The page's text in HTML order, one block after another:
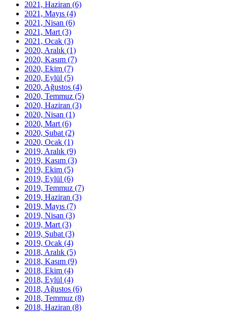
2021, Haziran (6)
2021, Mayıs (4)
2021, Nisan (6)
2021, Mart (3)
2021, Ocak (3)
2020, Aralık (1)
2020, Kasım (7)
2020, Ekim (7)
2020, Eylül (5)
2020, Ağustos (4)
2020, Temmuz (5)
2020, Haziran (3)
2020, Nisan (1)
2020, Mart (6)
2020, Şubat (2)
2020, Ocak (1)
2019, Aralık (9)
2019, Kasım (3)
2019, Ekim (5)
2019, Eylül (6)
2019, Temmuz (7)
2019, Haziran (3)
2019, Mayıs (7)
2019, Nisan (3)
2019, Mart (3)
2019, Şubat (3)
2019, Ocak (4)
2018, Aralık (5)
2018, Kasım (9)
2018, Ekim (4)
2018, Eylül (4)
2018, Ağustos (6)
2018, Temmuz (8)
2018, Haziran (8)